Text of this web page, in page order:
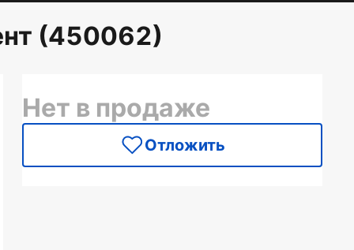
(450062)
Нет в продаже
Отложить